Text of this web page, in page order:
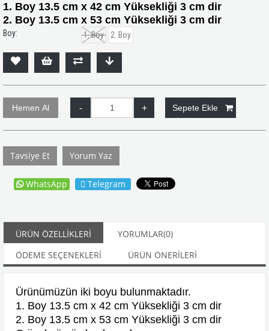
1. Boy 13.5 cm x 42 cm Yüksekliği 3 cm dir
2. Boy 13.5 cm x 53 cm Yüksekliği 3 cm dir
Boy: 1. Boy 2. Boy
Tavsiye Et Yorum Yaz
WhatsApp Telegram
ÜRÜN ÖZELLIKLERI YORUMLAR(0)
ÖDEME SEÇENEKLERI
ÜRÜN ÖNERILERI
Ürünümüzün iki boyu bulunmaktadır.
1. Boy 13.5 cm x 42 cm Yüksekliği 3 cm dir
2. Boy 13.5 cm x 53 cm Yüksekliği 3 cm dir